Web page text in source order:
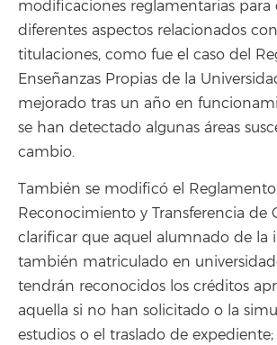
modificaciones reglamentarias
diferentes aspectos relacionados
titulaciones, como fue el caso del
Enseñanzas Propias de la
mejorado tras un año en
se han detectado algunas áreas
cambio.
También se modificó el
Reconocimiento y Transferencia de
clarificar que aquel alumnado de la
también matriculado en
tendrán reconocidos los créditos
aquella si no han solicitado o la
estudios o el traslado de expediente;